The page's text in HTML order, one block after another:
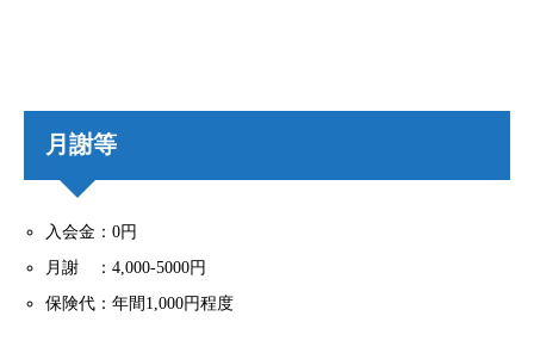
月謝等
入会金：0円
月謝 ：4,000-5000円
保険代：年間1,000円程度